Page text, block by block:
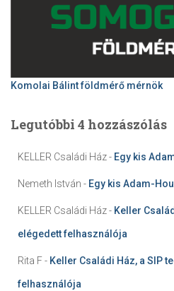
Komolai Bálint földmérő mérnök
Legutóbbi 4 hozzászólás
KELLER Családi Ház- Egy kis
Nemeth István - Egy kis Adam-
KELLER Családi Ház- Keller
elégedett felhasználója
Rita F- Keller Családi Ház, a SIP
felhasználója